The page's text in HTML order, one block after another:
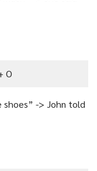
O
shoes” -> John told